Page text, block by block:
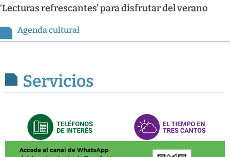
‘Lecturas refrescantes’ para disfrutar del verano
Agenda cultural
Servicios